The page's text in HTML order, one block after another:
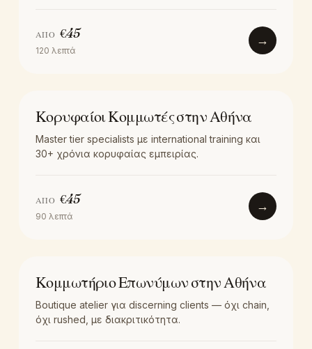
ΑΠΌ €45
120 λεπτά
→
LOCATION
Κορυφαίοι Κομμωτές στην Αθήνα
Master tier specialists με international training και
30+ χρόνια κορυφαίας εμπειρίας.
ΑΠΌ €45
90 λεπτά
→
LOCATION
Κομμωτήριο Επωνύμων στην Αθήνα
Boutique atelier για discerning clients — όχι chain,
όχι rushed, με διακριτικότητα.